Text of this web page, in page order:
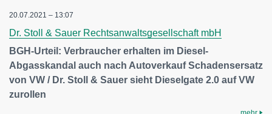
20.07.2021 – 13:07
Dr. Stoll & Sauer Rechtsanwaltsgesellschaft mbH
BGH-Urteil: Verbraucher erhalten im Diesel-
Abgasskandal auch nach Autoverkauf Schadensersatz
von VW / Dr. Stoll & Sauer sieht Dieselgate 2.0 auf VW
zurollen